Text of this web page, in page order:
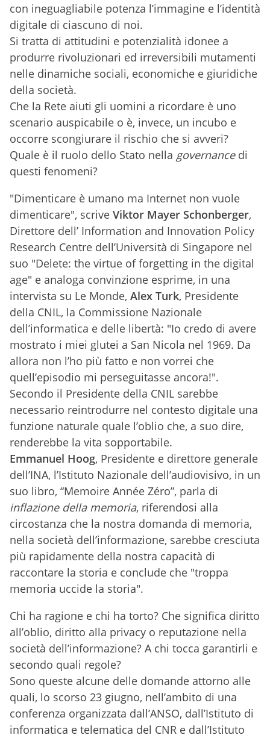
con ineguagliabile potenza l’immagine e l’identità
digitale di ciascuno di noi.
Si tratta di attitudini e potenzialità idonee a
produrre rivoluzionari ed irreversibili mutamenti
nelle dinamiche sociali, economiche e giuridiche
della società.
Che la Rete aiuti gli uomini a ricordare è uno
scenario auspicabile o è, invece, un incubo e
occorre scongiurare il rischio che si avveri?
Quale è il ruolo dello Stato nella governancedi
questi fenomeni?
"Dimenticare è umano ma Internet non vuole
dimenticare", scrive Viktor Mayer Schonberger,
Direttore dell’ Information and Innovation Policy
Research Centre dell’Università di Singapore nel
suo "Delete: the virtue of forgetting in the digital
age" e analoga convinzione esprime, in una
intervista su Le Monde, Alex Turk, Presidente
della CNIL, la Commissione Nazionale
dell’informatica e delle libertà: "Io credo di avere
mostrato i miei glutei a San Nicola nel 1969. Da
allora non l’ho più fatto e non vorrei che
quell’episodio mi perseguitasse ancora!".
Secondo il Presidente della CNIL sarebbe
necessario reintrodurre nel contesto digitale una
funzione naturale quale l’oblio che, a suo dire,
renderebbe la vita sopportabile.
Emmanuel Hoog, Presidente e direttore generale
dell’INA, l’Istituto Nazionale dell’audiovisivo, in un
suo libro, “Memoire Année Zéro”, parla di
inflazione della memoria, riferendosi alla
circostanza che la nostra domanda di memoria,
nella società dell’informazione, sarebbe cresciuta
più rapidamente della nostra capacità di
raccontare la storia e conclude che "troppa
memoria uccide la storia".
Chi ha ragione e chi ha torto? Che significa diritto
all’oblio, diritto alla privacy o reputazione nella
società dell’informazione? A chi tocca garantirli e
secondo quali regole?
Sono queste alcune delle domande attorno alle
quali, lo scorso 23 giugno, nell’ambito di una
conferenza organizzata dall’ANSO, dall’Istituto di
informatica e telematica del CNR e dall’Istituto